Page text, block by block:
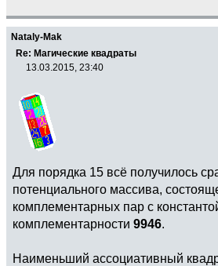
Nataly-Mak
Re: Магические квадраты
13.03.2015, 23:40
Для порядка 15 всё получилось
потенциального массива,
комплементарных пар с
комплементарности 9946.
Наименьший ассоциативный